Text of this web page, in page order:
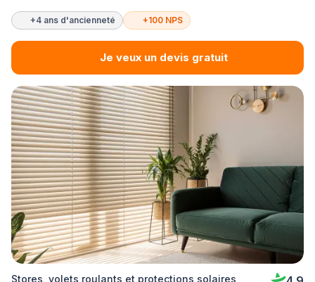
+4 ans d'ancienneté +100 NPS
Je veux un devis gratuit
Stores, volets roulants et protections solaires